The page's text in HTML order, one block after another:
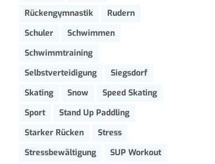
Rückengymnastik
Rudern
Schuler
Schwimmen
Schwimmtraining
Selbstverteidigung
Siegsdorf
Skating
Snow
Speed Skating
Sport
Stand Up Paddling
Starker Rücken
Stress
Stressbewältigung
SUP Workout